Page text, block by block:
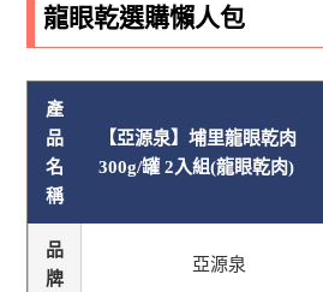
龍眼乾選購懶人包
產
品
名
稱
【亞源泉】埔里龍眼乾肉
300g/罐 2入組(龍眼乾肉)
品
牌
亞源泉